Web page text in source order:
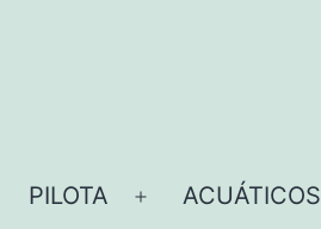
PILOTA
Abrir
ACUÁTICOS